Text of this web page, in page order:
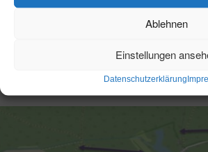
Ablehnen
Einstellungen
Datenschutzerklärung
Aufgrund von Bauarbeiten kommt es in
17. Juli 2026 bis voraussichtlich 31. Oktober